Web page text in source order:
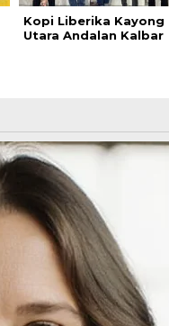
Kopi Liberika Kayong
Utara Andalan Kalbar